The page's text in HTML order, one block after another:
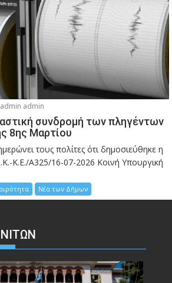
admin admin
συνδρομή των πληγέντων
8ης Μαρτίου
τους πολίτες ότι δημοσιεύθηκε η
Κ.Ε./Α325/16-07-2026 Κοινή Υπουργική
Νέα των Δήμων